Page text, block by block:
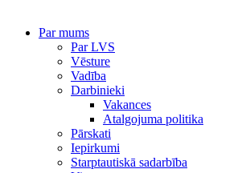
Par mums
Par LVS
Vēsture
Vadība
Darbinieki
Vakances
Atalgojuma politika
Pārskati
Iepirkumi
Starptautiskā sadarbība